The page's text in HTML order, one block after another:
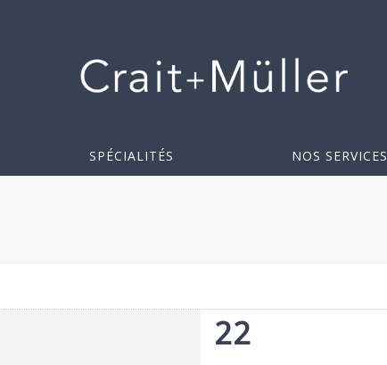
SPÉCIALITÉS NOS SERVICES
22